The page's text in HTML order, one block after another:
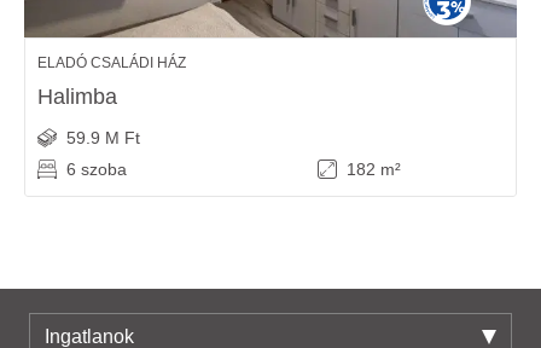
ELADÓ CSALÁDI HÁZ
Halimba
59.9 M Ft
6 szoba
182 m²
Ingatlanok